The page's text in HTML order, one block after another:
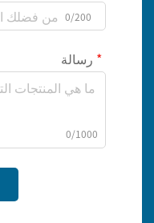
0/200
رسالة
0/1000